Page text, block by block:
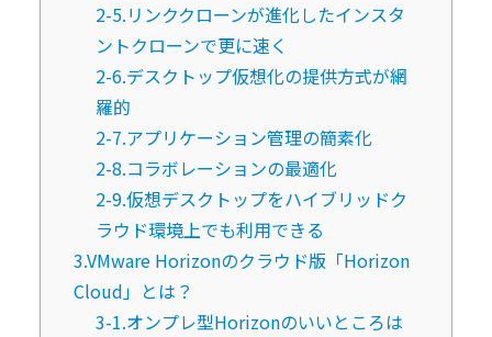
2-5.リンククローンが進化したインスタ
ントクローンで更に速く
2-6.デスクトップ仮想化の提供方式が網
羅的
2-7.アプリケーション管理の簡素化
2-8.コラボレーションの最適化
2-9.仮想デスクトップをハイブリッドク
ラウド環境上でも利用できる
3.VMware Horizonのクラウド版「Horizon
Cloud」とは？
3-1.オンプレ型Horizonのいいところは